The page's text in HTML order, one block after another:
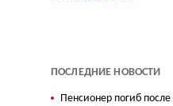
ПОСЛЕДНИЕ НОВОСТИ
Пенсионер погиб